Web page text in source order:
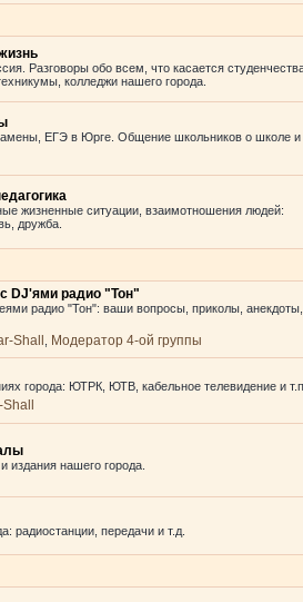
Разговоры обо всем, что касается
колледжи нашего города.
ЕГЭ в Юрге. Общение школьников о школе и
жизненные ситуации, взаимотношения людей:
дружба.
DJ'ями радио "Тон"
радио "Тон": ваши вопросы, приколы, анекдоты,
Shall
Модератор 4-ой группы
города: ЮТРК, ЮТВ, кабельное телевидение и
издания нашего города.
радиостанции, передачи и т.д.